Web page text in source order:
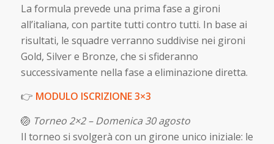
La formula prevede una prima fase a gironi
all’italiana, con partite tutti contro tutti. In base ai
risultati, le squadre verranno suddivise nei gironi
Gold, Silver e Bronze, che si sfideranno
successivamente nella fase a eliminazione diretta.
👉 MODULO ISCRIZIONE 3×3
🏐 Torneo 2×2 – Domenica 30 agosto
Il torneo si svolgerà con un girone unico iniziale: le